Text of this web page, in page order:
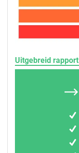
Uitgebreid rapport